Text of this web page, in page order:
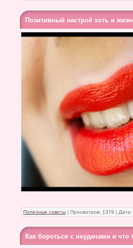
Позитивный настрой хоть и
Полезные советы| Просмотров: 1379 | Дата:
Как бороться с неудачами и что